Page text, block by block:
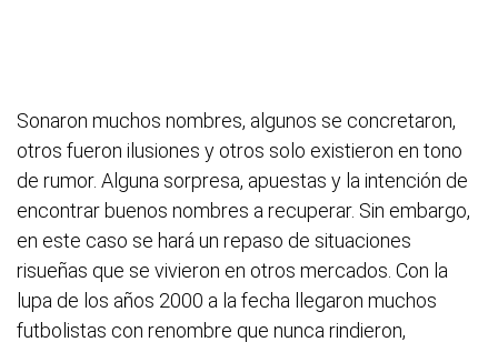
Sonaron muchos nombres, algunos se concretaron,
otros fueron ilusiones y otros solo existieron en tono
de rumor. Alguna sorpresa, apuestas y la intención de
encontrar buenos nombres a recuperar. Sin embargo,
en este caso se hará un repaso de situaciones
risueñas que se vivieron en otros mercados. Con la
lupa de los años 2000 a la fecha llegaron muchos
futbolistas con renombre que nunca rindieron,